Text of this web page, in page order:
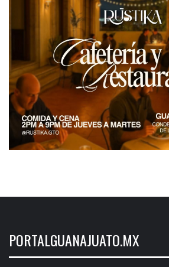
PORTALGUANAJUATO.MX